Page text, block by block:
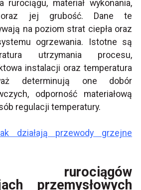
rurociągu, materiał wykonania,
jej grubość. Dane te
na poziom strat ciepła oraz
ogrzewania. Istotne są
utrzymania procesu,
instalacji oraz temperatura
determinują one dobór
odporność materiałową
regulacji temperatury.
działają przewody grzejne
rurociągów
przemysłowych